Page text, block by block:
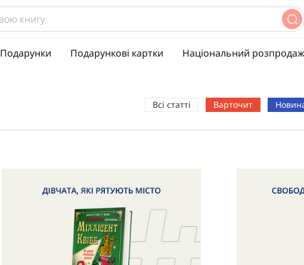
Подарунки Подарункові картки Національний розпродаж
Всі статті Варточит